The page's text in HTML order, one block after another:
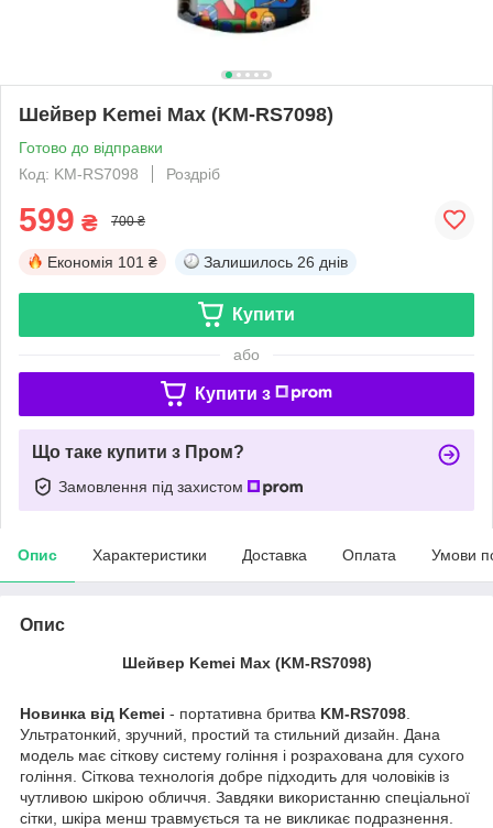
Шейвер Kemei Max (KM-RS7098)
Готово до відправки
Код: KM-RS7098
Роздріб
599 ₴ 700 ₴
Економія 101 ₴ Залишилось 26 днів
Купити
або
Купити з
Що таке купити з Пром?
Замовлення під захистом
Опис Характеристики Доставка Оплата Умови
Опис
Шейвер Kemei Max (KM-RS7098)
Новинка від Kemei - портативна бритва KM-RS7098
Ультратонкий, зручний, простий та стильний дизайн. Дана
модель має сіткову систему гоління і розрахована для сухого
гоління. Сіткова технологія добре підходить для чоловіків із
чутливою шкірою обличчя. Завдяки використанню спеціальної
сітки, шкіра менш травмується та не викликає подразнення.